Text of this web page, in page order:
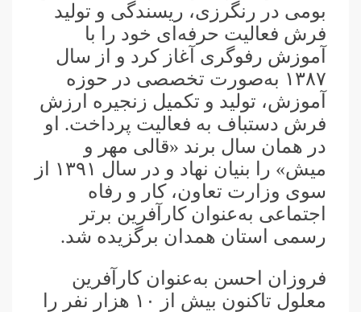
بومی در رنگرزی، ریسندگی و تولید
فرش فعالیت حرفه‌ای خود را با
آموزش رفوگری آغاز کرد و از سال
۱۳۸۷ به‌صورت تخصصی در حوزه
آموزش، تولید و تکمیل زنجیره ارزش
فرش دستباف به فعالیت پرداخت. او
در همان سال برند «قالی مهر و
میش» را بنیان نهاد و در سال ۱۳۹۱ از
سوی وزارت تعاون، کار و رفاه
اجتماعی به‌عنوان کارآفرین برتر
رسمی استان همدان برگزیده شد.
فروزان احسن به‌عنوان کارآفرین
معلول تاکنون بیش از ۱۰ هزار نفر را